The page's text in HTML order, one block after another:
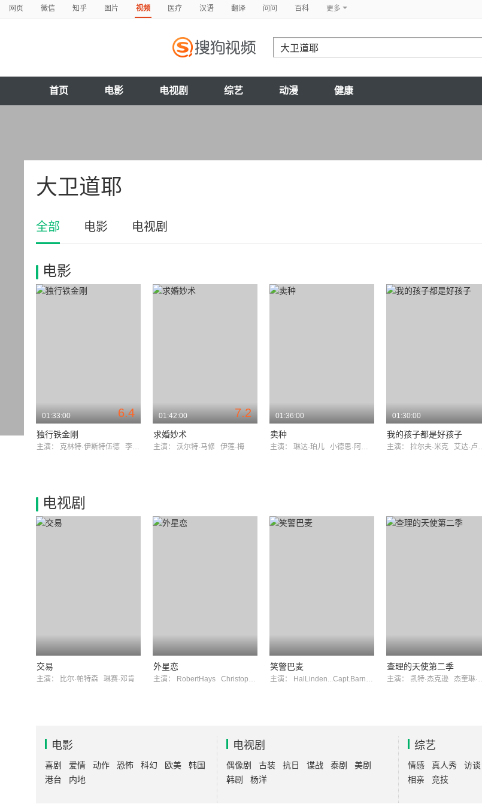
网页 微信 知乎 图片 视频 医疗 汉语 翻译 问问 百科 更多
首页 电影 电视剧 综艺 动漫 健康
大卫道耶
全部 电影 电视剧
电影
6.4
01:33:00
独行铁金刚
主演： 克林特·伊斯特伍德 李·科布
7.2
01:42:00
求婚妙术
主演： 沃尔特·马修 伊莲·梅
01:36:00
卖种
主演： 琳达·珀儿 小德思·阿纳兹
01:30:00
我的孩子都是好孩子
主演： 拉尔夫·米克 艾达·卢皮诺
电视剧
交易
主演： 比尔·帕特森 琳赛·邓肯
外星恋
主演： RobertHays ChristopherDanielBarnes
笑警巴麦
主演： HalLinden...Capt.BarneyMiller
查理的天使第二季
主演： 凯特·杰克逊 杰奎琳·史密斯
电影
喜剧 爱情 动作 恐怖 科幻 欧美
韩国
港台
内地
电视剧
偶像剧 古装 抗日 谍战 泰剧
美剧
韩剧
杨洋
综艺
情感 真人秀 访谈
相亲
竞技